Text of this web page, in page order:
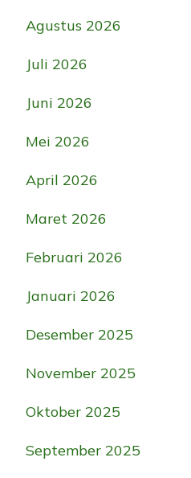
Agustus 2026
Juli 2026
Juni 2026
Mei 2026
April 2026
Maret 2026
Februari 2026
Januari 2026
Desember 2025
November 2025
Oktober 2025
September 2025